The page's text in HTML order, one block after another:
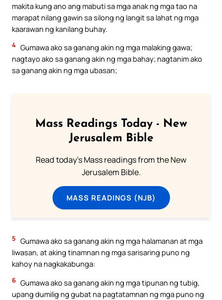
makita kung ano ang mabuti sa mga anak ng mga tao na
marapat nilang gawin sa silong ng langit sa lahat ng mga
kaarawan ng kanilang buhay.
4 Gumawa ako sa ganang akin ng mga malaking gawa;
nagtayo ako sa ganang akin ng mga bahay; nagtanim ako
sa ganang akin ng mga ubasan;
Mass Readings Today - New
Jerusalem Bible
Read today's Mass readings from the New
Jerusalem Bible.
MASS READINGS (NJB)
5 Gumawa ako sa ganang akin ng mga halamanan at mga
liwasan, at aking tinamnan ng mga sarisaring puno ng
kahoy na nagkakabunga:
6 Gumawa ako sa ganang akin ng mga tipunan ng tubig,
upang dumilig ng gubat na pagtatamnan ng mga puno ng